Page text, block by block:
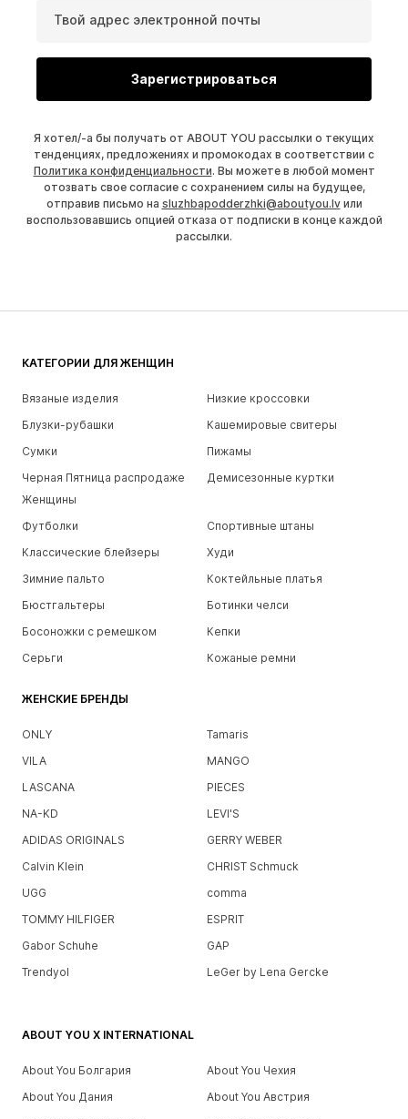
Твой адрес электронной почты
Зарегистрироваться
Я хотел/-а бы получать от ABOUT YOU рассылки о текущих
тенденциях, предложениях и промокодах в соответствии с
Политика конфиденциальности. Вы можете в любой момент
отозвать свое согласие с сохранением силы на будущее,
отправив письмо на sluzhbapodderzhki@aboutyou.lvили
воспользовавшись опцией отказа от подписки в конце каждой
рассылки.
КАТЕГОРИИ ДЛЯ ЖЕНЩИН
Вязаные изделия
Низкие кроссовки
Блузки-рубашки
Кашемировые свитеры
Сумки
Пижамы
Черная Пятница распродаже
Женщины
Демисезонные куртки
Футболки
Спортивные штаны
Классические блейзеры
Худи
Зимние пальто
Коктейльные платья
Бюстгальтеры
Ботинки челси
Босоножки с ремешком
Кепки
Серьги
Кожаные ремни
ЖЕНСКИЕ БРЕНДЫ
ONLY
Tamaris
VILA
MANGO
LASCANA
PIECES
NA-KD
LEVI'S
ADIDAS ORIGINALS
GERRY WEBER
Calvin Klein
CHRIST Schmuck
UGG
comma
TOMMY HILFIGER
ESPRIT
Gabor Schuhe
GAP
Trendyol
LeGer by Lena Gercke
ABOUT YOU X INTERNATIONAL
About You Болгария
About You Чехия
About You Дания
About You Австрия